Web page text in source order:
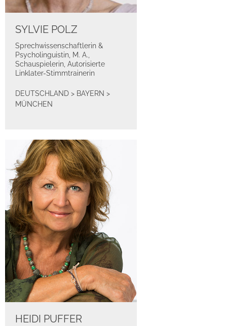
SYLVIE POLZ
Sprechwissenschaftlerin &
Psycholinguistin, M. A.,
Schauspielerin, Autorisierte
Linklater-Stimmtrainerin
DEUTSCHLAND > BAYERN >
MÜNCHEN
HEIDI PUFFER